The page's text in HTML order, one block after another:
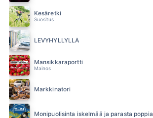
Kesäretki
Suositus
LEVYHYLLYLLÄ
Mansikkaraportti
Mainos
Markkinatori
Monipuolisinta iskelmää ja parasta poppia